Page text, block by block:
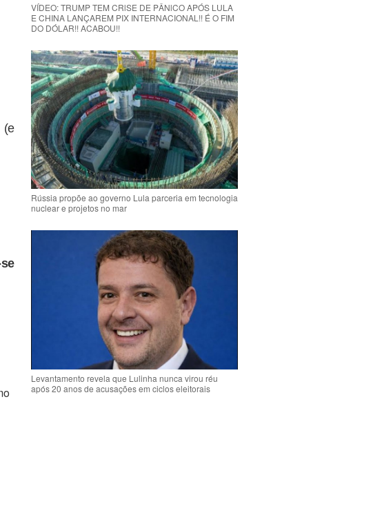
(e
VÍDEO: TRUMP TEM CRlSE DE PÂNlCO APÓS LULA
E CHINA LANÇAREM PIX INTERNACIONAL!! É O FIM
DO DÓLAR!! ACABOU!!
Rússia propõe ao governo Lula parceria em tecnologia
nuclear e projetos no mar
Levantamento revela que Lulinha nunca virou réu
após 20 anos de acusações em ciclos eleitorais